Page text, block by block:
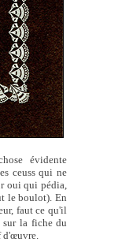
évidente
ceuss qui ne
oui qui pédia,
le boulot). En
faut ce qu'il
sur la fiche du
d'œuvre.